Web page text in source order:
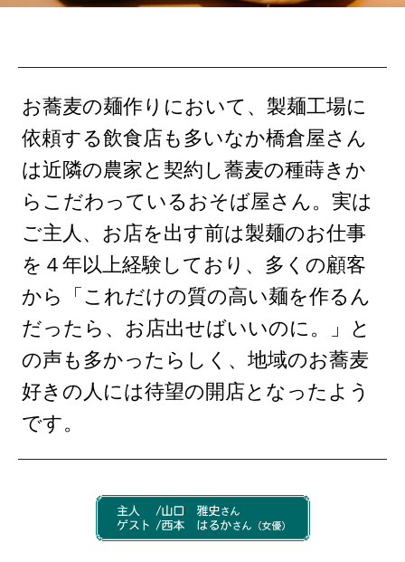
お蕎麦の麺作りにおいて、製麺工場に
依頼する飲食店も多いなか橋倉屋さん
は近隣の農家と契約し蕎麦の種蒔きか
らこだわっているおそば屋さん。実は
ご主人、お店を出す前は製麺のお仕事
を４年以上経験しており、多くの顧客
から「これだけの質の高い麺を作るん
だったら、お店出せばいいのに。」と
の声も多かったらしく、地域のお蕎麦
好きの人には待望の開店となったよう
です。